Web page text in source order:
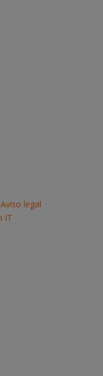
Aviso legal
IT